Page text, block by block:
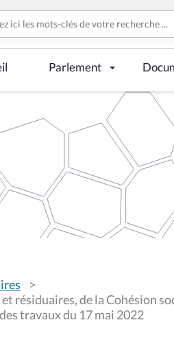
Parlement
résiduaires, de la Cohésion
travaux du 17 mai 2022